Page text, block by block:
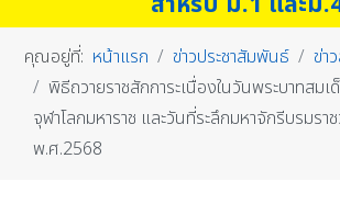
คุณอยู่ที่: หน้าแรก ข่าวประชาสัมพันธ์
ข่า
พิธีถวายราชสักการะเนื่องในวันพระบาทสม
จุฬาโลกมหาราช และวันที่ระลึกมหาจักรีบรมรา
พ.ศ.2568